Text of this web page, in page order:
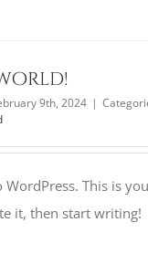
CODE OF CONDUCT
9th, 2024 |
WordPress. This is
it, then start writing!